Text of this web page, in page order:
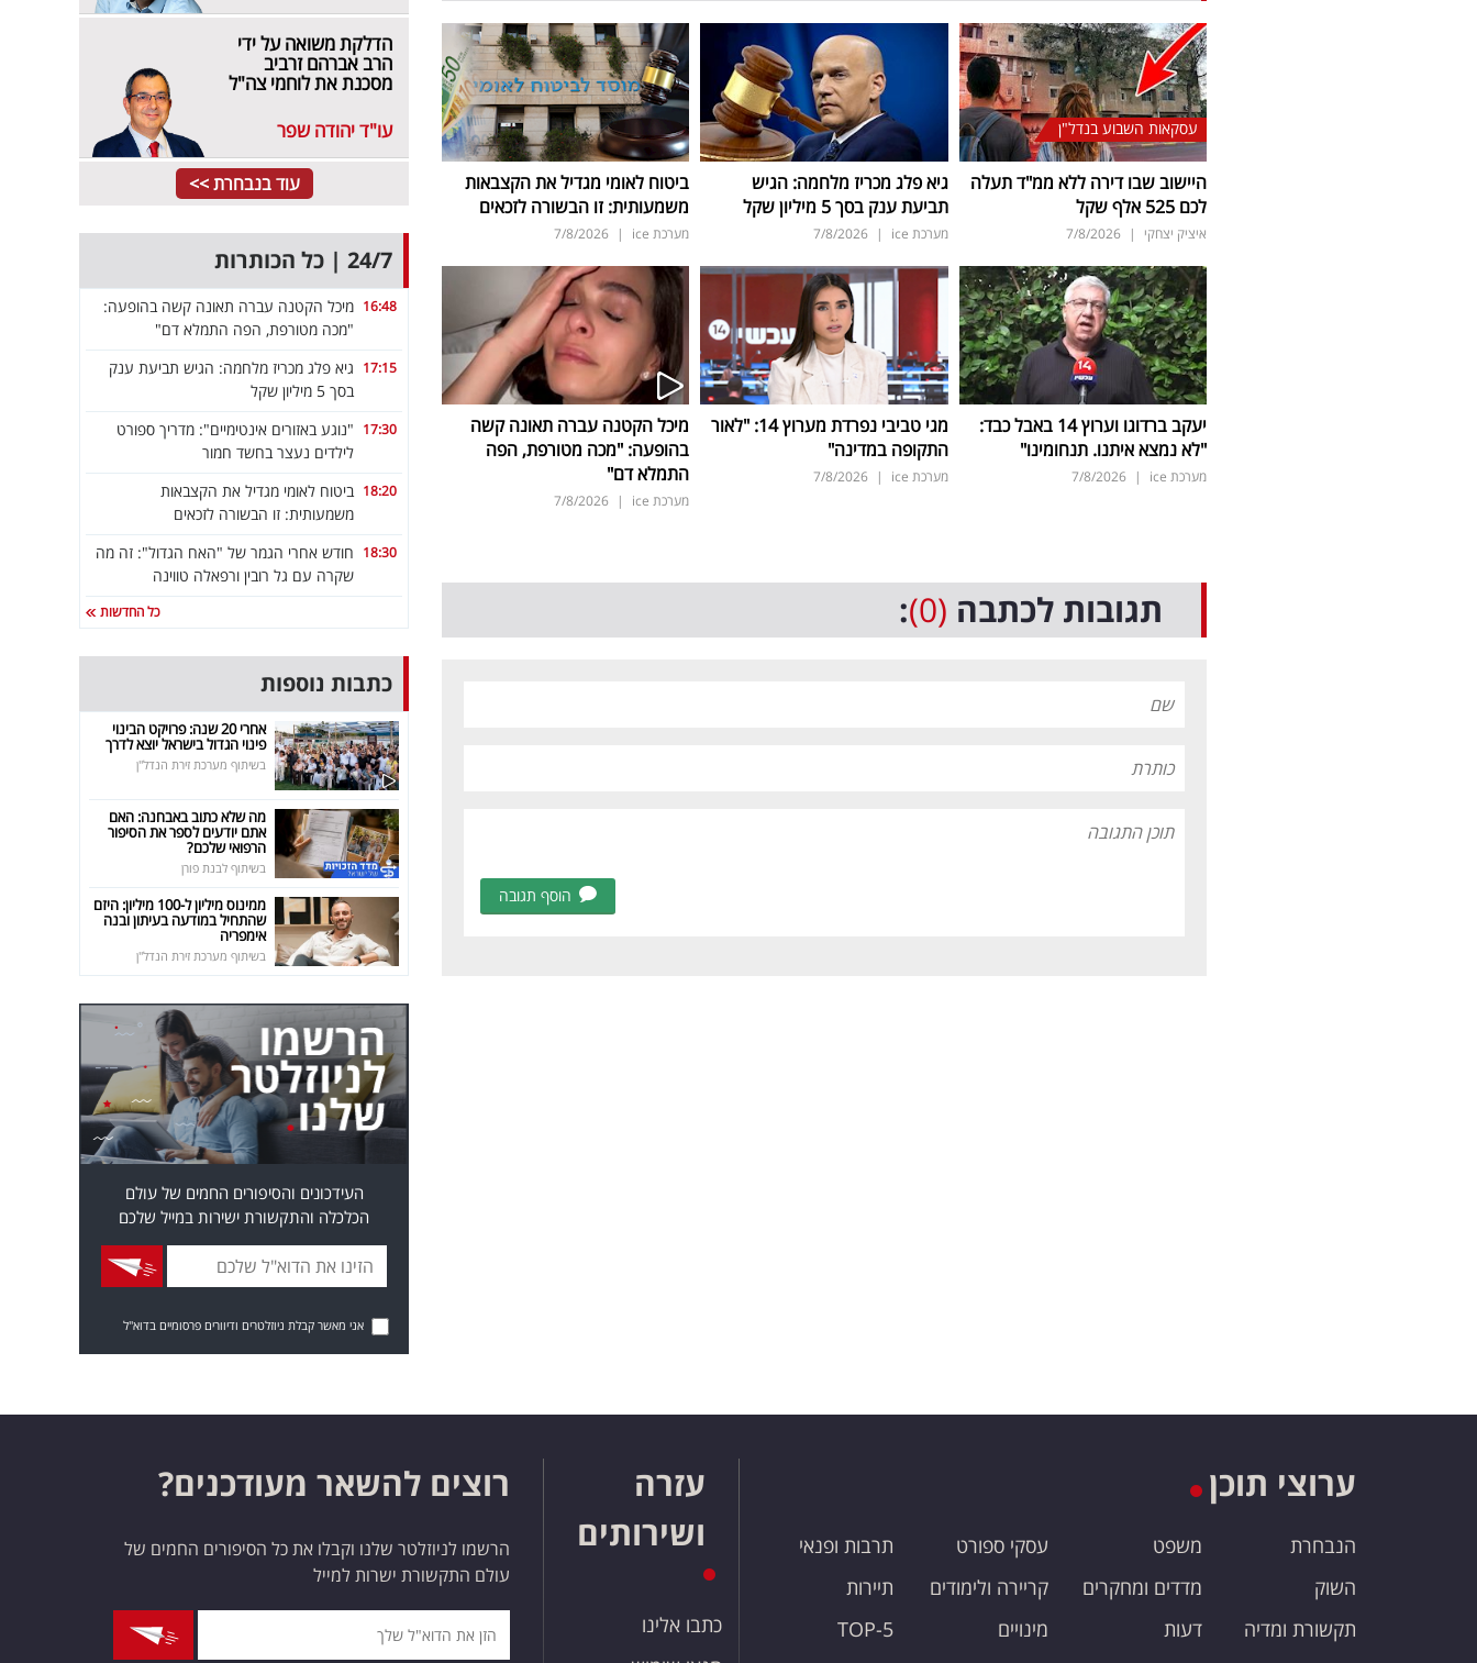
עסקאות השבוע בנדל"ן
היישוב שבו דירה ללא ממ"ד תעלה
לכם 525 אלף שקל
איציק יצחקי |
7/8/2026
גיא פלג מכריז מלחמה: הגיש
תביעת ענק בסך 5 מיליון שקל
מערכת ice |
7/8/2026
ביטוח לאומי מגדיל את הקצבאות
משמעותית: זו הבשורה לזכאים
מערכת ice |
7/8/2026
יעקב ברדוגו וערוץ 14 באבל כבד:
"לא נמצא איתנו. תנחומינו"
מערכת ice |
7/8/2026
מגי טביבי נפרדת מערוץ 14: "לאור
התקופה במדינה"
מערכת ice |
7/8/2026
מיכל הקטנה עברה תאונה קשה
בהופעה: "מכה מטורפת, הפה
התמלא דם"
מערכת ice |
7/8/2026
תגובות לכתבה (0)
:
הוסף תגובה
הדלקת משואה על ידי
הרב אברהם זרביב
מסכנת את לוחמי צה"ל
עו"ד יהודה שפר
עוד בנבחרת >>
24/7 | כל הכותרות
16:48 מיכל הקטנה עברה תאונה קשה בהופעה:
"מכה מטורפת, הפה התמלא דם"
17:15 גיא פלג מכריז מלחמה: הגיש תביעת ענק
בסך 5 מיליון שקל
17:30 "נוגע באזורים אינטימיים": מדריך ספורט
לילדים נעצר בחשד חמור
18:20 ביטוח לאומי מגדיל את הקצבאות
משמעותית: זו הבשורה לזכאים
18:30 חודש אחרי הגמר של "האח הגדול": זה מה
שקרה עם גל רובין ורפאלה טווינה
כל החדשות
כתבות נוספות
אחרי 20 שנה: פרויקט הבינוי
פינוי הגדול בישראל יוצא לדרך
בשיתוף מערכת זירת הנדל"ן
מה שלא כתוב באבחנה: האם
אתם יודעים לספר את הסיפור
הרפואי שלכם?
בשיתוף לבנת פורן
ממינוס מיליון ל-100 מיליון: היזם
שהתחיל במודעה בעיתון ובנה
אימפריה
בשיתוף מערכת זירת הנדל"ן
העידכונים והסיפורים החמים של עולם
הכלכלה והתקשורת ישירות במייל שלכם
אני מאשר קבלת ניוזלטרים ודיוורים פרסומיים בדוא"ל
ערוצי תוכן
הנבחרת
השוק
תקשורת ומדיה
משפט
מדדים ומחקרים
דעות
עסקי ספורט
קריירה ולימודים
מינויים
תרבות ופנאי
תיירות
TOP-5
עזרה
ושירותים
כתבו אלינו
רוצים להשאר מעודכנים?
הרשמו לניוזלטר שלנו וקבלו את כל הסיפורים החמים של
עולם התקשורת ישרות למייל